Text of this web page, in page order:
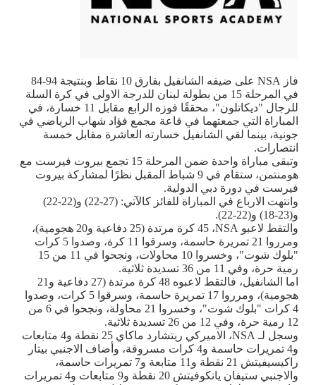
فاز NSA
على ضيفه الشانفيل بفارق 10 نقاط وبنتيجة 94-84
في المرحلة 15 من بطولة لبنان للدرجة الاولى في كرة السلة
للرجال "ديكاتلون"، محققًا فوزه الرابع مقابل 11 خسارة، في
المباراة التي جمعتهما في قاعة مجمع فؤاد شهاب الرياضي في
جونية، بينما لقي الشانفيل خسارته العاشرة مقابل خمسة
انتصارات.
وتبقى مباراة واحدة ضمن المرحلة 15 تجمع بيروت فيرست مع
هومنتمن، ستقام في 9 شباط المقبل نظرًا لمشاركة بيروت
فيرست في دورة دبي الدولية.
وانتهت الارباع في المباراة للفائز كالآتي: (27-22) و(22-22)
و(23-18) و(22-22).
والتقط لاعبو NSA
، 45 كرة مرتدة (25 دفاعية و20 هجومية)،
ومرروا 21 تمريرة حاسمة، وسرقوا 11 كرة، وصدوا 5 كرات
"بلوك شوت"، وخسروا 10 محاولات، ونجحوا في 11 من 15
رمية حرة، وفي 11 من 36 تسديدة ثلاثية.
اما الشانفيل، فالتقط لاعبوه 48 كرة مرتدة (27 دفاعية و21
هجومية)، ومرروا 17 تمريرة حاسمة، وسرقوا 5 كرات، وصدوا
4 كرات "بلوك شوت"، وخسروا 21 محاولة، ونجحوا في 6 من
12 رمية حرة، وفي 12 من 26 تسديدة ثلاثية.
وسجل لـ NSA
، الاميركي ريتشارد ماكاي 25 نقطة و4 متابعات
و4 تمريرات حاسمة و4 كرات مسروقة، وأضاف الاجنبي بيتار
راكيسيفيتش 21 نقطة و11 متابعة و7 تمريرات حاسمة،
والاجنبي ستيفان يانكوفيتش 20 نقطة و9 متابعات و4 تمريرات